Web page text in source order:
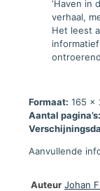
‘Haven in
verhaal,
Het leest
Formaat: 165 x
Aantal pagina’s:
Aanvullende
Auteur Johan